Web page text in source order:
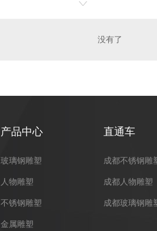
没有了
产品中心
玻璃钢雕塑
人物雕塑
不锈钢雕塑
金属雕塑
直通车
成都不锈钢雕
成都人物雕塑
成都玻璃钢雕